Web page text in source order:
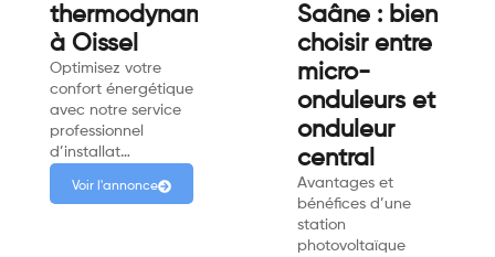
thermodynamique
à Oissel
Optimisez votre
confort énergétique
avec notre service
professionnel
d’installat…
Voir l'annonce
Saâne : bien
choisir entre
micro-
onduleurs et
onduleur
central
Avantages et
bénéfices d’une
station
photovoltaïque